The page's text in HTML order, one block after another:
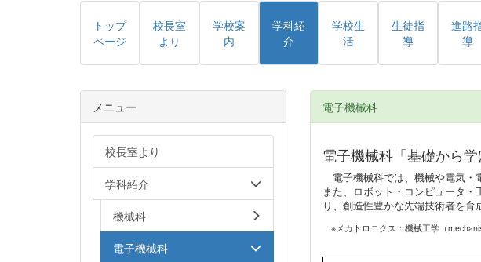
トップ
ページ
校長室
より
学校案
内
学科紹
介
学校生
活
生徒指
導
進路
導
電子機械科
電子機械科「基礎から
電子機械科では、機械や電気・
また、ロボット・コンピュータ
り、創造性豊かな先端技術者を育
※メカトロニクス：機械工学（
メニュー
校長室より
学科紹介
機械科
電子機械科